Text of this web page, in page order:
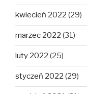
kwiecień 2022 (29)
marzec 2022 (31)
luty 2022 (25)
styczeń 2022 (29)